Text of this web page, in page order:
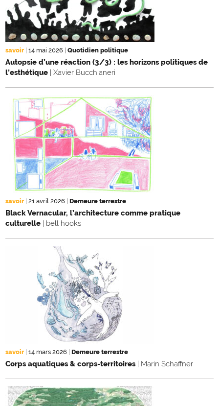
savoir 14 mai 2026 Quotidien politique
Autopsie d’une réaction (3/3) : les horizons politiques de
l’esthétique | Xavier Bucchianeri
savoir 21 avril 2026 Demeure terrestre
Black Vernacular, l’architecture comme pratique
culturelle | bell hooks
savoir 14 mars 2026 Demeure terrestre
Corps aquatiques & corps-territoires | Marin Schaffner